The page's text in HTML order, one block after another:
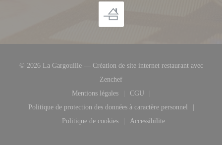
© 2026 La Gargouille — Création de site internet restaurant avec
Zenchef((ouvre une nouvelle fenêtre))
Mentions légales
((ouvre une nouvelle fenêtre))
CGU
((ouvre une nouvelle
Politique de protection des données à caractère personnel
((ouvre une nouvelle fenêtre))
Politique de cookies
((ouvre une nouvelle fenêtre))
Accessibilite